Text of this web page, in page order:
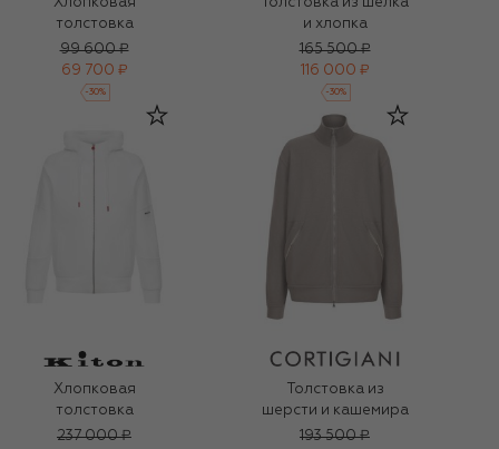
толстовка
99 600 ₽
69 700 ₽
-30%
и хлопка
165 500 ₽
116 000 ₽
-30%
Хлопковая
толстовка
237 000 ₽
Толстовка из
шерсти и кашемира
193 500 ₽